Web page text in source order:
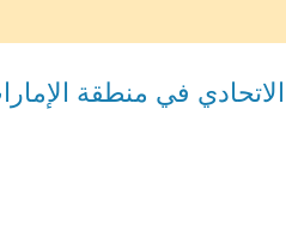
الاتحادي في منطقة